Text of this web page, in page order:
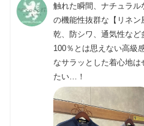
触れた瞬間、ナチュラル
の機能性抜群な【リネ
乾、防シワ、通気性な
100％とは思えない高級
なサラッとした着心地は
たい…！